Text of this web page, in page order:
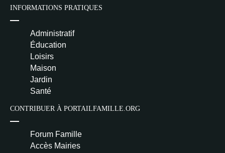
INFORMATIONS PRATIQUES
Administratif
Éducation
Loisirs
Maison
Jardin
Santé
CONTRIBUER À PORTAILFAMILLE.ORG
Forum Famille
Accès Mairies